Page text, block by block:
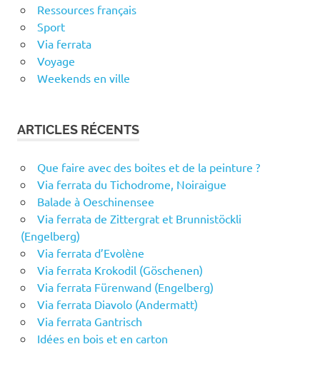
Ressources français
Sport
Via ferrata
Voyage
Weekends en ville
ARTICLES RÉCENTS
Que faire avec des boites et de la peinture ?
Via ferrata du Tichodrome, Noiraigue
Balade à Oeschinensee
Via ferrata de Zittergrat et Brunnistöckli
(Engelberg)
Via ferrata d’Evolène
Via ferrata Krokodil (Göschenen)
Via ferrata Fürenwand (Engelberg)
Via ferrata Diavolo (Andermatt)
Via ferrata Gantrisch
Idées en bois et en carton